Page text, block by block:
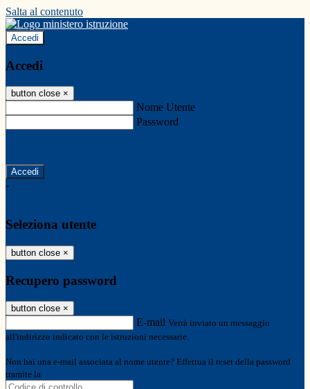
Salta al contenuto
Accedi
Accedi
button close ×
Nome Utente
Password
-
Seleziona utente
button close ×
Recupero password
button close ×
E-mail Verrà inviato un messaggio
all'indirizzo indicato con le istruzioni necessarie.
Non hai una e-mail associata al nome utente? Effettua il reset della password
tramite la